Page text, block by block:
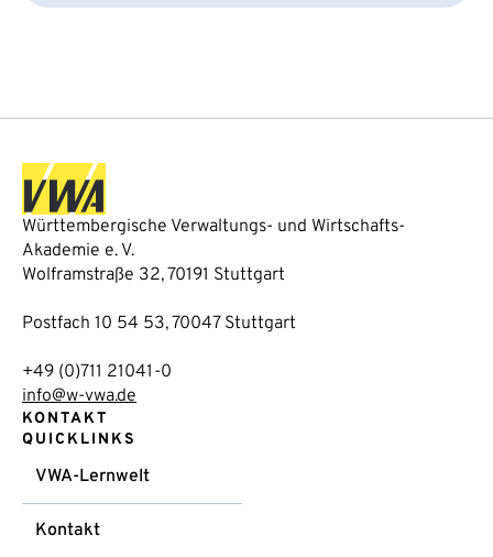
Württembergische Verwaltungs- und Wirtschafts-
Akademie e. V.
Wolframstraße 32, 70191 Stuttgart
Postfach 10 54 53, 70047 Stuttgart
+49 (0)711 21041-0
info@w-vwa.de
KONTAKT
QUICKLINKS
VWA-Lernwelt
Kontakt